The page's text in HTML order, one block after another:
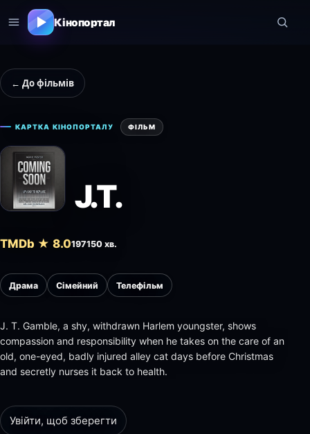
Кінопортал
← До фільмів
КАРТКА КІНОПОРТАЛУ ФІЛЬМ
J.T.
TMDb ★ 8.0197150 хв.
Драма Сімейний Телефільм
J. T. Gamble, a shy, withdrawn Harlem youngster, shows
compassion and responsibility when he takes on the care of an
old, one-eyed, badly injured alley cat days before Christmas
and secretly nurses it back to health.
Увійти, щоб зберегти